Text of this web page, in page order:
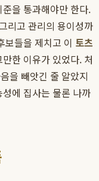
을 통과해야만 한다.
리고 관리의 용이성까
보들을 제치고 이 토츠
한 이유가 있었다. 처
을 빼앗긴 줄 알았지
에 집사는 물론 나까